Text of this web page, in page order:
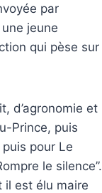
par
jeune
qui pèse sur
d’agronomie et
Prince, puis
pour Le
le silence”.
il est élu maire